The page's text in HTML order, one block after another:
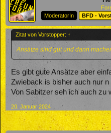
ModeratorIn
BFD -
Zitat von Vorstopper: ↑
Ansätze sind gut und dann
Es gibt gute Ansätze aber
Zwieback is bisher auch nur
Von Sabitzer seh ich auch zu
20. Januar 2024